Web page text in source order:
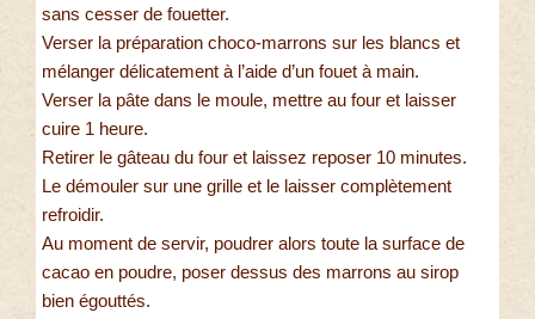
sans cesser de fouetter.
Verser la préparation choco-marrons sur les blancs et
mélanger délicatement à l’aide d’un fouet à main.
Verser la pâte dans le moule, mettre au four et laisser
cuire 1 heure.
Retirer le gâteau du four et laissez reposer 10 minutes.
Le démouler sur une grille et le laisser complètement
refroidir.
Au moment de servir, poudrer alors toute la surface de
cacao en poudre, poser dessus des marrons au sirop
bien égouttés.